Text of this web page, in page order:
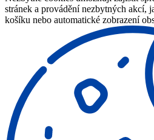
stránek a provádění nezbytných akcí,
košíku nebo automatické zobrazení